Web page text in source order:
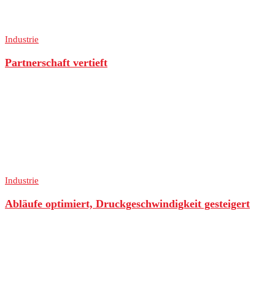
Industrie
Partnerschaft vertieft
Industrie
Abläufe optimiert, Druckgeschwindigkeit gesteigert